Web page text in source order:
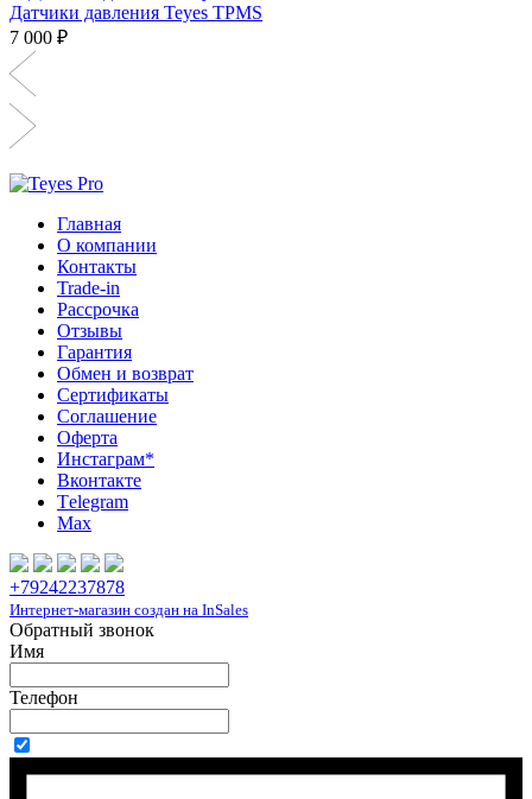
Датчики давления Teyes TPMS
7 000 ₽
Главная
О компании
Контакты
Trade-in
Рассрочка
Отзывы
Гарантия
Обмен и возврат
Сертификаты
Соглашение
Оферта
Инcтаграм*
Вконтакте
Тelegram
Max
+79242237878
Интернет-магазин создан на InSales
Обратный звонок
Имя
Телефон